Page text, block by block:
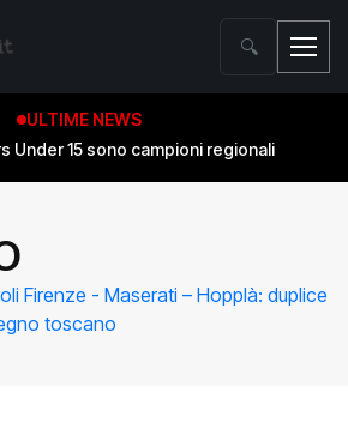
🔍
ULTIME NEWS
Under 15 sono campioni regionali
Firenze - Maserati – Hopplà: duplice
toscano